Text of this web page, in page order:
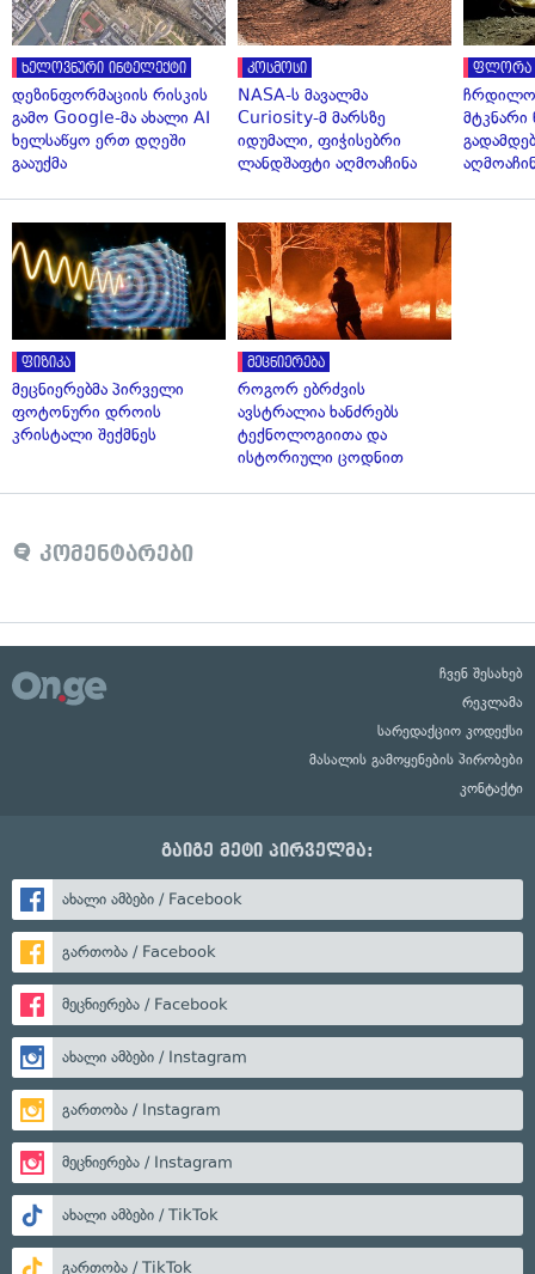
ხელოვნური ინტელექტი
დეზინფორმაციის რისკის
გამო Google-მა ახალი AI
ხელსაწყო ერთ დღეში
გააუქმა
კოსმოსი
NASA-ს მავალმა
Curiosity-მ მარსზე
იდუმალი, ფიჭისებრი
ლანდშაფტი აღმოაჩინა
ფლორა
მტკნარი
ფიზიკა
მეცნიერებმა პირველი
ფოტონური დროის
კრისტალი შექმნეს
მეცნიერება
როგორ ებრძვის
ავსტრალია ხანძრებს
ტექნოლოგიითა და
ისტორიული ცოდნით
კომენტარები
ჩვენ შესახებ
რეკლამა
სარედაქციო კოდექსი
მასალის გამოყენების პირობები
კონტაქტი
გაიგე მეტი პირველმა:
ახალი ამბები / Facebook
გართობა / Facebook
მეცნიერება / Facebook
ახალი ამბები / Instagram
გართობა / Instagram
მეცნიერება / Instagram
ახალი ამბები / TikTok
გართობა / TikTok